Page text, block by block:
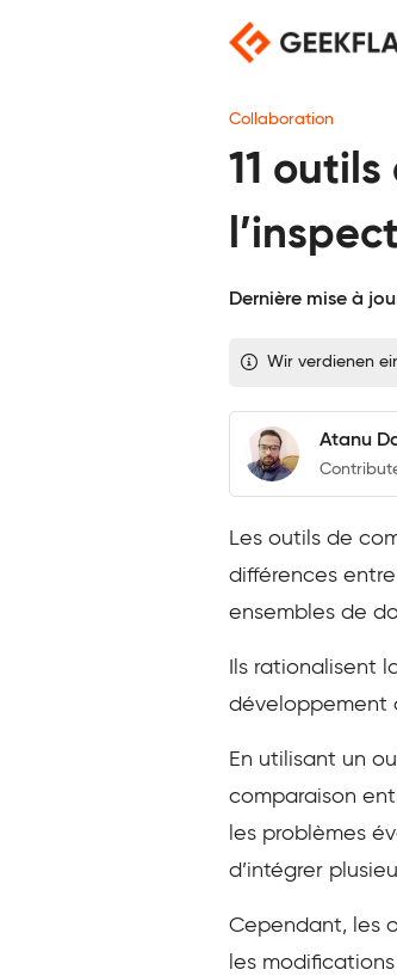
Collaboration
11
Dernière mise à
Wir verdienen
Atanu
Les outils de
différences
ensembles de
Ils rationalisent
développement
En utilisant un
comparaison
les problèmes
d’intégrer
Cependant, les
les